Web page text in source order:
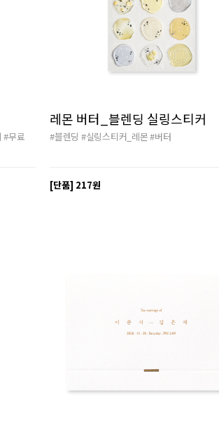
#무료
레몬 버터_블렌딩 실링스티커
#블렌딩 #실링스티커_레몬#버터
[단품] 217원